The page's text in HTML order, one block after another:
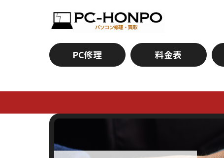
PC修理 料金表